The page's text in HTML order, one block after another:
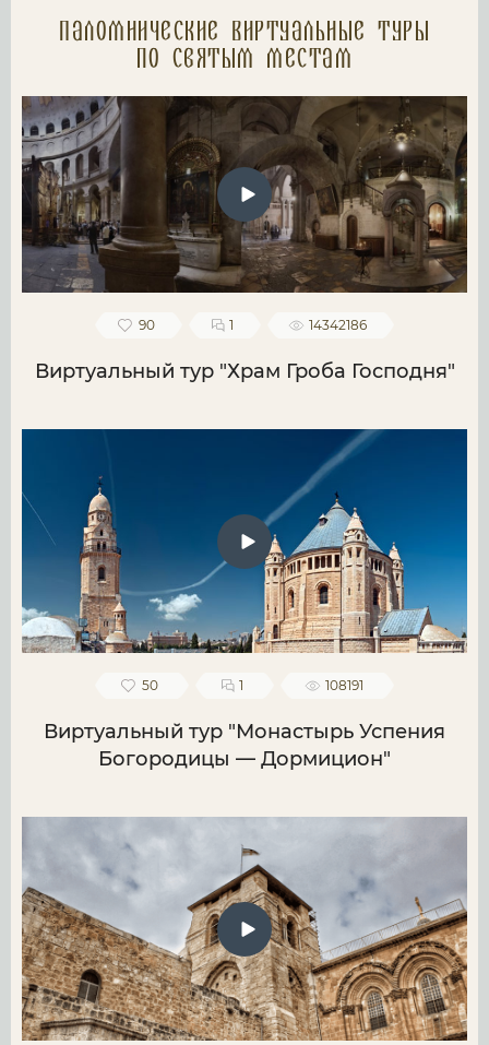
Паломнические Виртуальные туры
по святым местам
90 1 14342186
Виртуальный тур "Храм Гроба Господня"
50 1 108191
Виртуальный тур "Монастырь Успения
Богородицы — Дормицион"